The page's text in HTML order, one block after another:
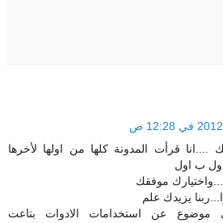
قرأت المدونة كلها من اولها لأخرها
اول ب اول
موفقك
يزيدك علم
عن استخدامات الادوات بتاعت